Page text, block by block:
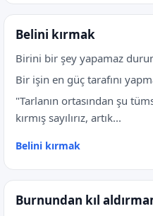
Belini kırmak
Birini bir şey yapamaz
Bir işin en güç tarafını
"Tarlanın ortasından şu
kırmış sayılırız, artık...
Belini kırmak
Burnundan kıl